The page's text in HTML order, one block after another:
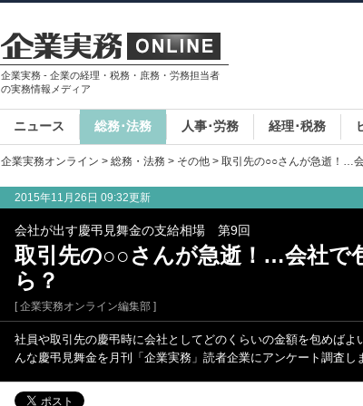
企業実務 - 企業の経理・税務・庶務・労務担当者
の実務情報メディア
ニュース 総務･法務 人事･労務 経理･税務
企業実務オンライン > 総務・法務 > その他 > 取引先の○○さんが急逝！…
2015年11月26日 09:32更新
会社が出す慶弔見舞金の支給相場 第9回
取引先の○○さんが急逝！…会社で
ら？
[ 企業実務オンライン編集部 ]
社員や取引先の慶弔時に会社としてどのくらいの金額を包めば
んな慶弔見舞金を月刊「企業実務」読者企業にアンケート調査し